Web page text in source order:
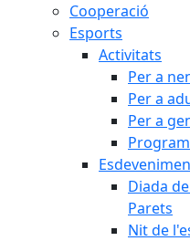
Cooperació
Esports
Activitats
Per a
Per a
Per a
Diada
Parets
Nit de